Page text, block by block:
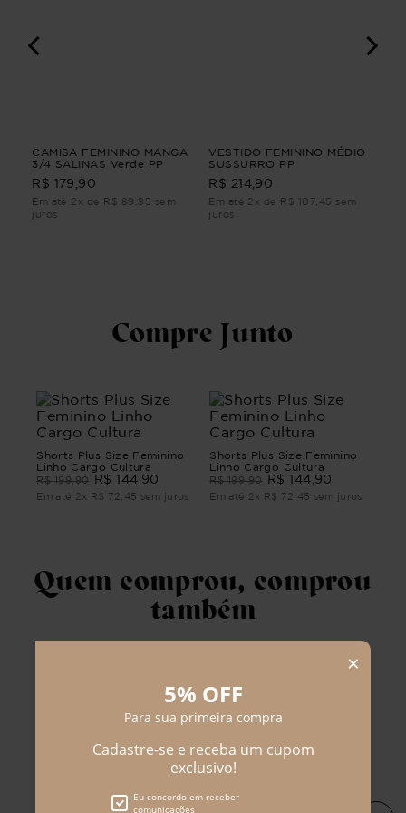
CAMISA FEMININO MANGA
3/4 SALINAS Verde PP
R$ 179,90
Em até 2x de R$ 89,95 sem
juros
VESTIDO FEMININO MÉDIO
SUSSURRO PP
R$ 214,90
Em até 2x de R$ 107,45 sem
juros
Compre Junto
Shorts Plus Size Feminino
Linho Cargo Cultura
R$ 199,90 R$ 144 90
Em até 2x R$ 72 45 sem juros
Shorts Plus Size Feminino
Linho Cargo Cultura
R$ 199,90 R$ 144 90
Em até 2x R$ 72 45 sem juros
Quem comprou, comprou
também
Blusa Plus Size Israel
R$ 54,90sem juros
Manga Curta Óptico
R$ 219,90 R$ 129 ,90
Em até